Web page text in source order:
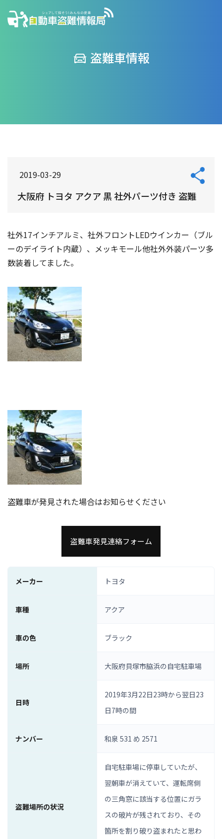
盗難車情報
2019-03-29
大阪府 トヨタ アクア 黒 社外パーツ付き 盗難
社外17インチアルミ、社外フロントLEDウインカー（ブル
ーのデイライト内蔵）、メッキモール他社外外装パーツ多
数装着してました。
盗難車が発見された場合はお知らせください
盗難車発見連絡フォーム
メーカー トヨタ
車種 アクア
車の色 ブラック
場所 大阪府貝塚市脇浜の自宅駐車場
日時
2019年3月22日23時から翌日23
日7時の間
ナンバー 和泉 531 め 2571
盗難場所の状況
自宅駐車場に停車していたが、
翌朝車が消えていて、運転席側
の三角窓に該当する位置にガラ
スの破片が残されており、その
箇所を割り破り盗まれたと思わ